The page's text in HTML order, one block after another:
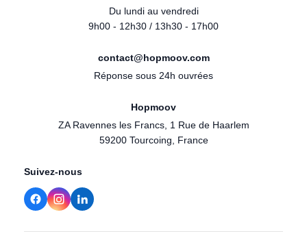
Du lundi au vendredi
9h00 - 12h30 / 13h30 - 17h00
contact@hopmoov.com
Réponse sous 24h ouvrées
Hopmoov
ZA Ravennes les Francs, 1 Rue de Haarlem
59200 Tourcoing, France
Suivez-nous